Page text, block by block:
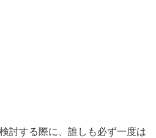
討する際に、誰しも必ず一度は